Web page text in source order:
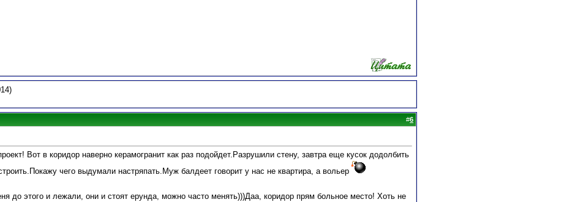
#6
Вот в коридор наверно керамогранит как раз подойдет.Разрушили стену, завтра еще кусок додолбить
чего выдумали настряпать.Муж балдеет говорит у нас не квартира, а вольер
до этого и лежали, они и стоят ерунда, можно часто менять)))Даа, коридор прям больное место! Хоть не